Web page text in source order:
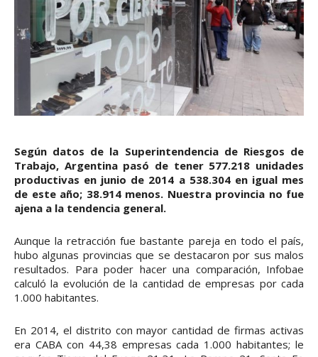
Según datos de la Superintendencia de Riesgos de
Trabajo, Argentina pasó de tener 577.218 unidades
productivas en junio de 2014 a 538.304 en igual mes
de este año; 38.914 menos. Nuestra provincia no fue
ajena a la tendencia general.
Aunque la retracción fue bastante pareja en todo el país,
hubo algunas provincias que se destacaron por sus malos
resultados. Para poder hacer una comparación, Infobae
calculó la evolución de la cantidad de empresas por cada
1.000 habitantes.
En 2014, el distrito con mayor cantidad de firmas activas
era CABA con 44,38 empresas cada 1.000 habitantes; le